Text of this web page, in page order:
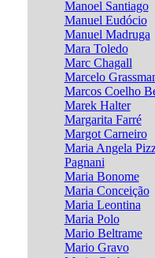
Manoel Santiago
Manuel Eudócio
Manuel Madruga
Mara Toledo
Marc Chagall
Marcelo
Marcos Coelho
Marek Halter
Margarita Farré
Margot Carneiro
Maria Angela
Pagnani
Maria Bonome
Maria Conceição
Maria Leontina
Maria Polo
Mario Beltrame
Mario Gravo